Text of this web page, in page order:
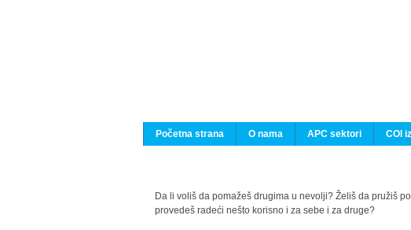
Početna strana
O nama APC sektori COI
Da li voliš da pomažeš drugima u nevolji? Želiš da pružiš
provedeš radeći nešto korisno i za sebe i za druge?